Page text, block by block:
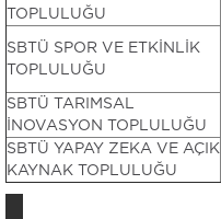
TOPLULUĞU
SBTÜ SPOR VE ETKİNLİK
TOPLULUĞU
SBTÜ TARIMSAL
İNOVASYON TOPLULUĞU
SBTÜ YAPAY ZEKA VE AÇIK
KAYNAK TOPLULUĞU